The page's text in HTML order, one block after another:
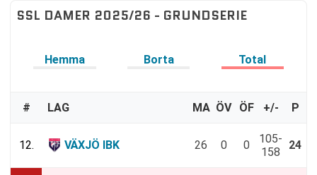
SSL DAMER 2025/26 - GRUNDSERIE
Hemma Borta Total
# LAG MA ÖV ÖF +/- P
12. VÄXJÖ IBK 26 0 0
105-
158
24